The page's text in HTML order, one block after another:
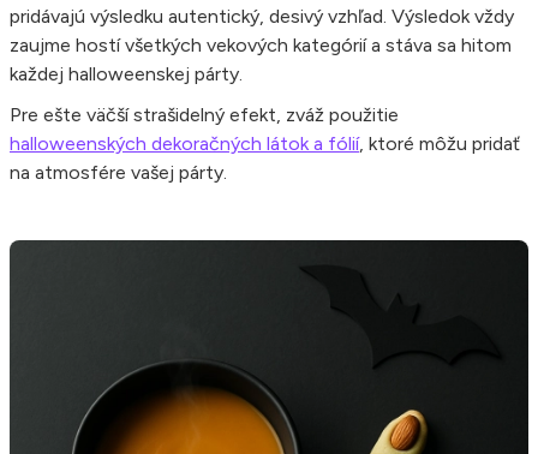
pridávajú výsledku autentický, desivý vzhľad. Výsledok vždy
zaujme hostí všetkých vekových kategórií a stáva sa hitom
každej halloweenskej párty.
Pre ešte väčší strašidelný efekt, zváž použitie
halloweenských dekoračných látok a fólií, ktoré môžu pridať
na atmosfére vašej párty.